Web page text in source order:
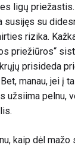
ligų
susijęs su
rizika.
priežiūros“
prisideda
manau, jei į
užsiima pelnu,
kaip dėl mažo